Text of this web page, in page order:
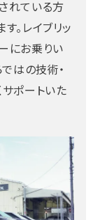
れている方
。レイブリッ
にお乗りい
はの技術・
ポートいた